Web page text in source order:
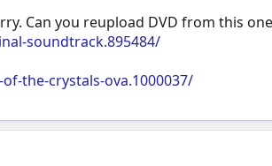
Can you reupload DVD from this
soundtrack.895484/
the-crystals-ova.1000037/